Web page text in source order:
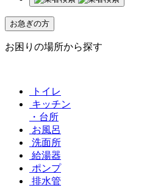
お急ぎの方
お困りの場所から探す
トイレ
キッチン
・台所
お風呂
洗面所
給湯器
ポンプ
排水管